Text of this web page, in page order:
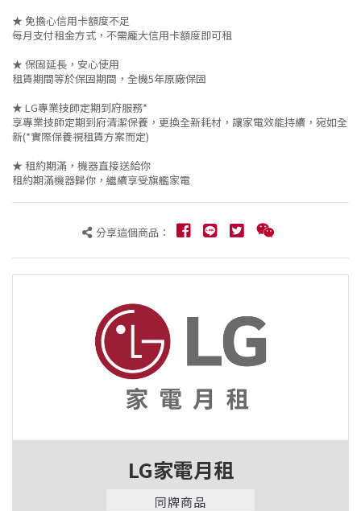
★ 免擔心信用卡額度不足
每月支付租金方式，不需龐大信用卡額度即可租
★ 保固延長，安心使用
租賃期間等於保固期間，全機5年原廠保固
★ LG專業技師定期到府服務*
享專業技師定期到府清潔保養，更換全新耗材，讓家電效能持續，宛如全
新(*實際保養視租賃方案而定)
★ 租約期滿，機器直接送給你
租約期滿機器歸你，繼續享受旗艦家電
分享這個商品：
LG家電月租
同牌商品